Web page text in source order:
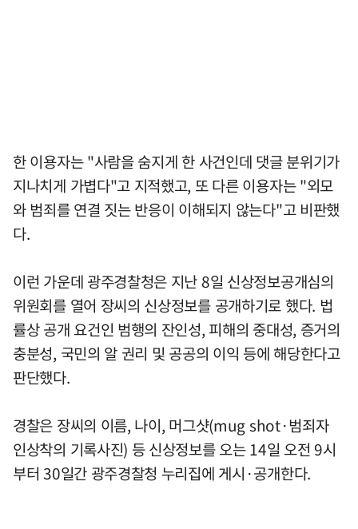
한 이용자는 "사람을 숨지게 한 사건인데 댓글 분위기가
지나치게 가볍다"고 지적했고, 또 다른 이용자는 "외모
와 범죄를 연결 짓는 반응이 이해되지 않는다"고 비판했
다.
이런 가운데 광주경찰청은 지난 8일 신상정보공개심의
위원회를 열어 장씨의 신상정보를 공개하기로 했다. 법
률상 공개 요건인 범행의 잔인성, 피해의 중대성, 증거의
충분성, 국민의 알 권리 및 공공의 이익 등에 해당한다고
판단했다.
경찰은 장씨의 이름, 나이, 머그샷(mug shot·범죄자
인상착의 기록사진) 등 신상정보를 오는 14일 오전 9시
부터 30일간 광주경찰청 누리집에 게시·공개한다.